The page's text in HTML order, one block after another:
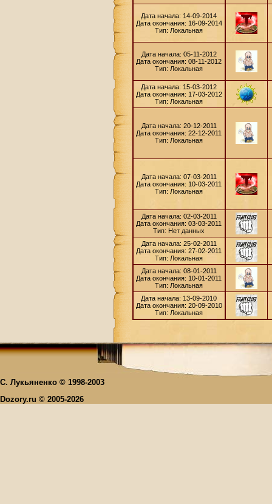
Дата начала: 14-09-2014
Дата окончания: 16-09-2014
Тип: Локальная
Дата начала: 05-11-2012
Дата окончания: 08-11-2012
Тип: Локальная
Дата начала: 15-03-2012
Дата окончания: 17-03-2012
Тип: Локальная
Дата начала: 20-12-2011
Дата окончания: 22-12-2011
Тип: Локальная
Дата начала: 07-03-2011
Дата окончания: 10-03-2011
Тип: Локальная
Дата начала: 02-03-2011
Дата окончания: 03-03-2011
Тип: Нет данных
Дата начала: 25-02-2011
Дата окончания: 27-02-2011
Тип: Локальная
Дата начала: 08-01-2011
Дата окончания: 10-01-2011
Тип: Локальная
Дата начала: 13-09-2010
Дата окончания: 20-09-2010
Тип: Локальная
С. Лукьяненко © 1998-2003
Dozory.ru © 2005-2026